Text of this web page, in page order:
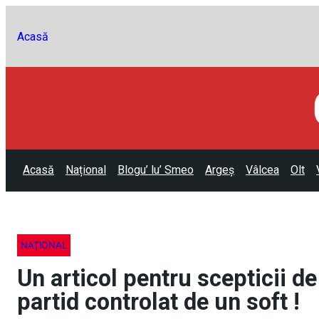
Acasă
Acasă Național Blogu’ lu’ Smeo Argeș Vâlcea Olt
NAȚIONAL
Un articol pentru scepticii
partid controlat de un soft !